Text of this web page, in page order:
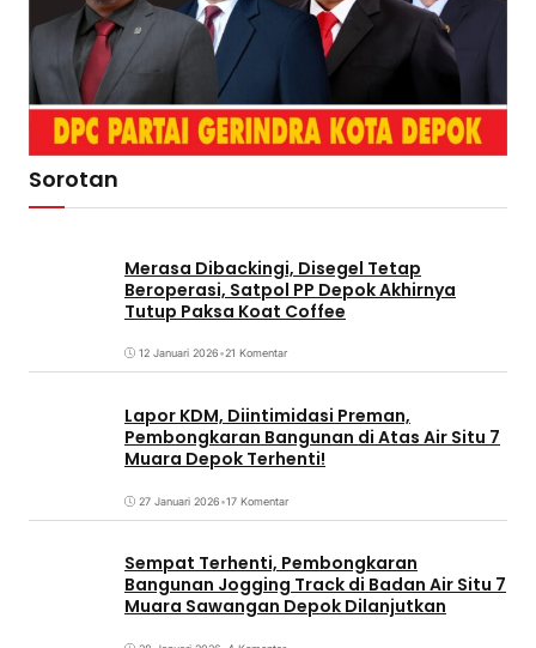
Sorotan
Merasa Dibackingi, Disegel Tetap
Beroperasi, Satpol PP Depok Akhirnya
Tutup Paksa Koat Coffee
12 Januari 2026•21 Komentar
Lapor KDM, Diintimidasi Preman,
Pembongkaran Bangunan di Atas Air Situ 7
Muara Depok Terhenti!
27 Januari 2026•17 Komentar
Sempat Terhenti, Pembongkaran
Bangunan Jogging Track di Badan Air Situ 7
Muara Sawangan Depok Dilanjutkan